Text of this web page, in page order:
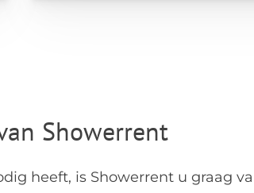
Showerrent
heeft, is Showerrent u graag